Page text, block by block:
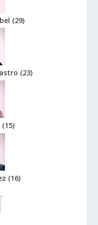
(29)
(23)
(15)
(16)